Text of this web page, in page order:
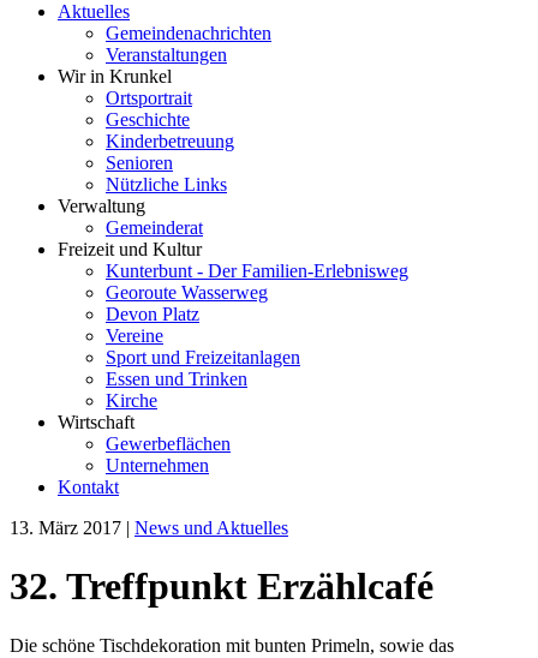
Aktuelles
Gemeindenachrichten
Veranstaltungen
Wir in Krunkel
Ortsportrait
Geschichte
Kinderbetreuung
Senioren
Nützliche Links
Verwaltung
Gemeinderat
Freizeit und Kultur
Kunterbunt - Der Familien-Erlebnisweg
Georoute Wasserweg
Devon Platz
Vereine
Sport und Freizeitanlagen
Essen und Trinken
Kirche
Wirtschaft
Gewerbeflächen
Unternehmen
Kontakt
13. März 2017 | News und Aktuelles
32. Treffpunkt Erzählcafé
Die schöne Tischdekoration mit bunten Primeln, sowie das